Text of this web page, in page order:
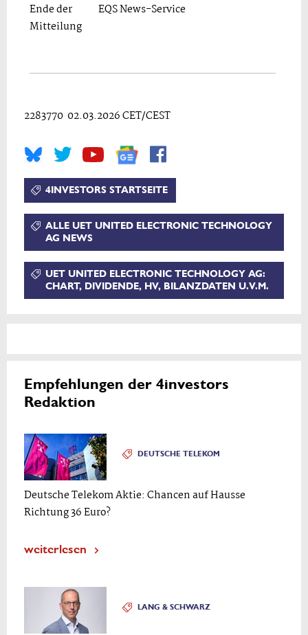
Ende der
Mitteilung
EQS News-Service
2283770 02.03.2026 CET/CEST
4INVESTORS STARTSEITE
ALLE UET UNITED ELECTRONIC TECHNOLOGY
AG NEWS
UET UNITED ELECTRONIC TECHNOLOGY AG:
CHART, DIVIDENDE, HV, BILANZDATEN U.V.M.
Empfehlungen der 4investors
Redaktion
DEUTSCHE TELEKOM
Deutsche Telekom Aktie: Chancen auf Hausse
Richtung 36 Euro?
weiterlesen
LANG & SCHWARZ